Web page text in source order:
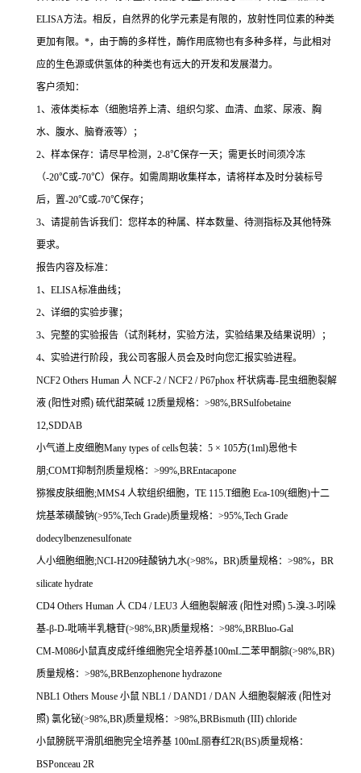
ELISA方法。相反，自然界的化学元素是有限的，放射性同位素的种类
更加有限。 *，由于酶的多样性，酶作用底物也有多种多样，与此相对
应的生色源或供氢体的种类也有远大的开发和发展潜力。
客户须知：
1、液体类标本（细胞培养上清、组织匀浆、血清、血浆、尿液、胸
水、腹水、脑脊液等）；
2、样本保存：请尽早检测， 2-8℃保存一天；需更长时间须冷冻
（-20℃或-70℃）保存。如需周期收集样本，请将样本及时分装标号
后，置-20℃或-70℃保存；
3、请提前告诉我们：您样本的种属、样本数量、待测指标及其他特殊
要求。
报告内容及标准：
1、 ELISA标准曲线；
2、详细的实验步骤；
3、完整的实验报告（试剂耗材，实验方法，实验结果及结果说明）；
4、实验进行阶段，我公司客服人员会及时向您汇报实验进程。
NCF2 Others Human 人 NCF-2 / NCF2 / P67phox 杆状病毒-昆虫细胞裂解
液 (阳性对照) 硫代甜菜碱 12质量规格： >98%,BRSulfobetaine
12,SDDAB
小气道上皮细胞Many types of cells包装： 5 × 105方(1ml)恩他卡
朋 ;COMT抑制剂质量规格： >99%,BREntacapone
猕猴皮肤细胞;MMS4 人软组织细胞， TE 115.T细胞 Eca-109(细胞)十二
烷基苯磺酸钠(>95%,Tech Grade)质量规格： >95%,Tech Grade
dodecylbenzenesulfonate
人小细胞细胞;NCI-H209硅酸钠九水(>98%， BR)质量规格： >98%， BR
silicate hydrate
CD4 Others Human 人 CD4 / LEU3 人细胞裂解液 (阳性对照) 5-溴-3-吲哚
基-β-D-吡喃半乳糖苷(>98%,BR)质量规格： >98%,BRBluo-Gal
CM-M086小鼠真皮成纤维细胞完全培养基100mL二苯甲酮腙(>98%,BR)
质量规格： >98%,BRBenzophenone hydrazone
NBL1 Others Mouse 小鼠 NBL1 / DAND1 / DAN 人细胞裂解液 (阳性对
照) 氯化铋(>98%,BR)质量规格： >98%,BRBismuth (III) chloride
小鼠膀胱平滑肌细胞完全培养基 100mL丽春红2R(BS)质量规格：
BSPonceau 2R